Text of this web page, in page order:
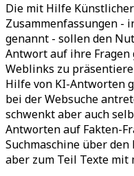
Die mit Hilfe
Zusammenfassungen -
genannt - sollen den
Antwort auf ihre
Weblinks zu
Hilfe von KI-Antworten
bei der Websuche
schwenkt aber auch
Antworten auf Fakten-
Suchmaschine über den
aber zum Teil Texte mit